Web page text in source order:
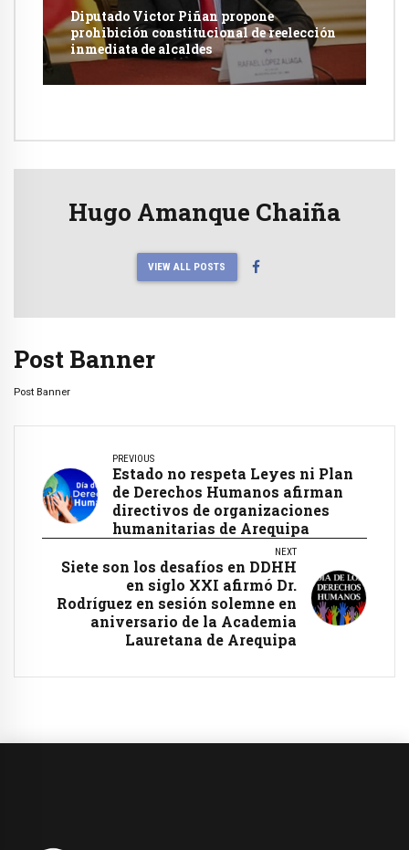
Diputado Victor Piñan propone
prohibición constitucional de reelección
inmediata de alcaldes
Hugo Amanque Chaiña
VIEW ALL POSTS
Post Banner
Post Banner
PREVIOUS
Estado no respeta Leyes ni Plan
de Derechos Humanos afirman
directivos de organizaciones
humanitarias de Arequipa
NEXT
Siete son los desafíos en DDHH
en siglo XXI afirmó Dr.
Rodríguez en sesión solemne en
aniversario de la Academia
Lauretana de Arequipa